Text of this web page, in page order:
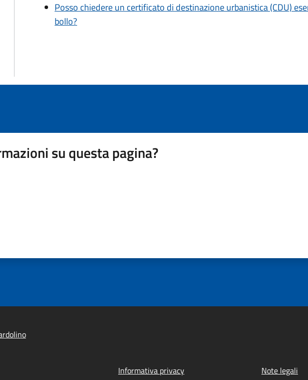
Posso chiedere un certificato di destinazione urbanistica (CDU)
bollo?
su questa pagina?
Informativa privacy Note legali